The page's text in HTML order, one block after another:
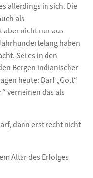
allerdings in sich. Die
als
aber nicht nur aus
haben
Sei es in den
Bergen indianischer
heute: Darf „Gott“
verneinen das als
dann erst recht nicht
Altar des Erfolges